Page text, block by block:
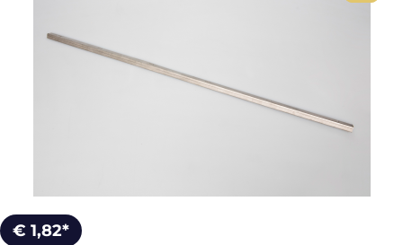
€ 1,82*